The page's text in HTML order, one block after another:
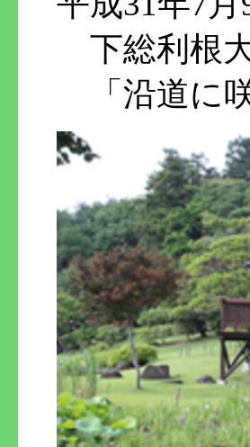
下総利根
「沿道に